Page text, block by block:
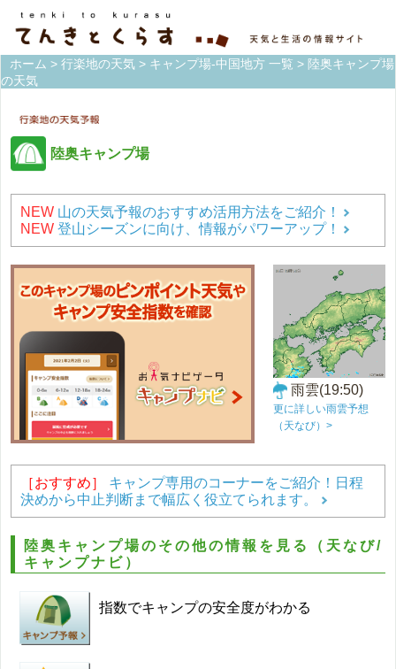
ホーム > 行楽地の天気 > キャンプ場-中国地方 一覧 > 陸奥キャンプ場
の天気
陸奥キャンプ場
NEW 山の天気予報のおすすめ活用方法をご紹介！
NEW 登山シーズンに向け、情報がパワーアップ！
雨雲(19:50)
更に詳しい雨雲予想
（天なび）>
［おすすめ］
キャンプ専用のコーナーをご紹介！日程
決めから中止判断まで幅広く役立てられます。
陸奥キャンプ場のその他の情報を見る（天なび/
キャンプナビ）
指数でキャンプの安全度がわかる